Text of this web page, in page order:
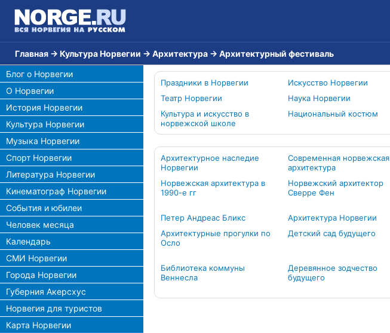
Главная → Культура Норвегии → Архитектура → Архитектурный фестиваль
Блог о Норвегии
О Норвегии
История Норвегии
Культура Норвегии
Музыка Норвегии
Спорт Норвегии
Литература Норвегии
Кинематограф Норвегии
События и юбилеи
Человек месяца
Календарь
СМИ Норвегии
Города Норвегии
Губерния Акерсхус
Норвегия для туристов
Карта Норвегии
Праздники в Норвегии Искусство Норвегии
Театр Норвегии
Наука Норвегии
Культура и искусство в
норвежской школе
Национальный костюм
Архитектурное наследие
Норвегии
Современная норвежская
архитектура
Норвежская архитектура в
1990-е гг
Норвежский архитектор
Сверре Фен
Петер Андреас Бликс Архитектура Норвегии
Архитектурные прогулки по
Осло
Детский сад будущего
Библиотека коммуны
Веннесла
Деревянное зодчество
будущего